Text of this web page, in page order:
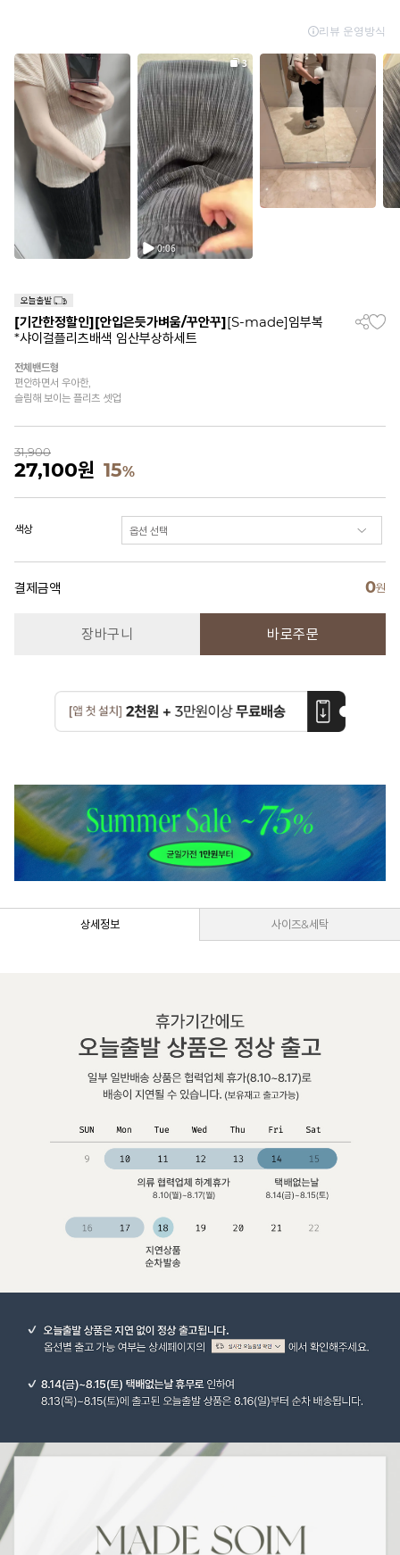
[기간한정할인][안입은듯가벼움/꾸안꾸][S-made]임부복
*샤이걸플리츠배색 임산부상하세트
전체밴드형
편안하면서 우아한,
슬림해 보이는 플리츠 셋업
31,900
27,100원 15%
색상
결제금액 0원
장바구니 바로주문
상세정보 사이즈&세탁